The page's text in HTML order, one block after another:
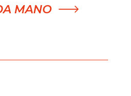
MANO